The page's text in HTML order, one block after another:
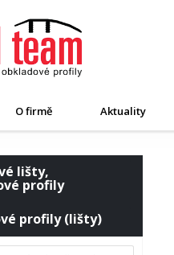
O firmě Aktuality
lišty,
profily
profily (lišty)